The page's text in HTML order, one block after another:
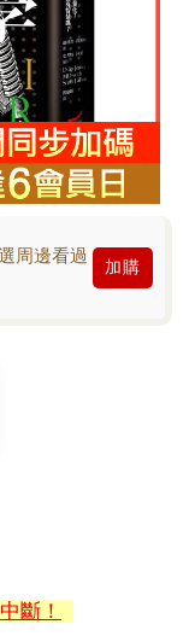
周邊看過
加購
斷！